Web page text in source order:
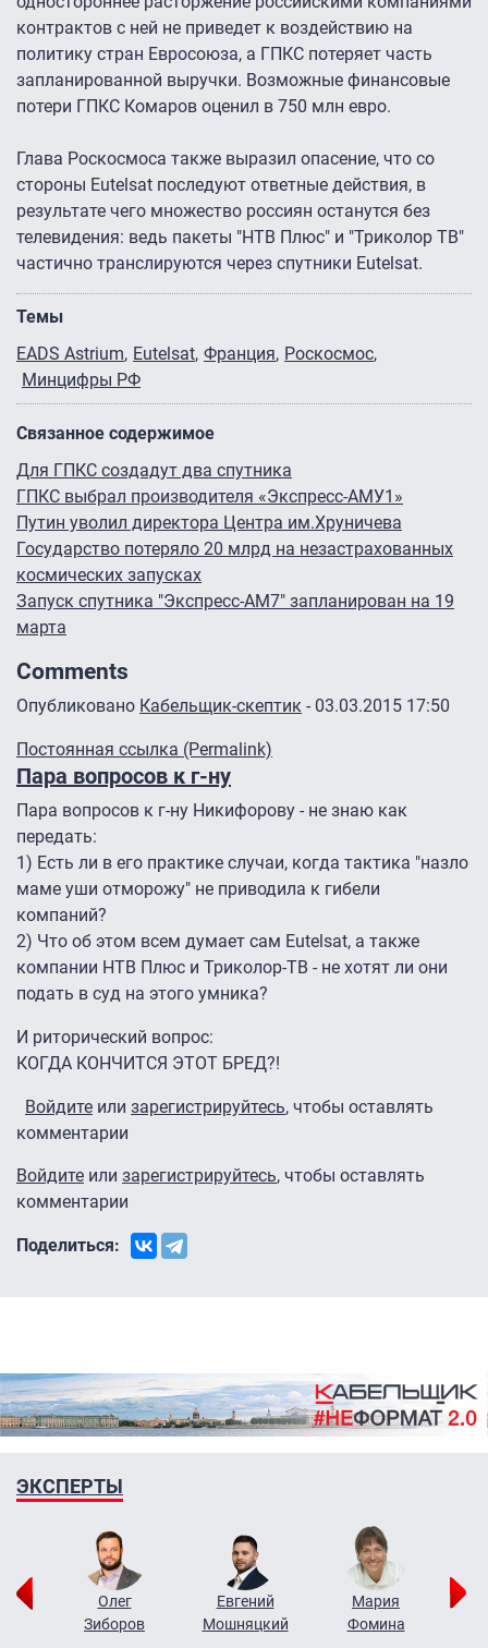
контрактов с ней не приведет к воздействию на
политику стран Евросоюза, а ГПКС потеряет часть
запланированной выручки. Возможные финансовые
потери ГПКС Комаров оценил в 750 млн евро.
Глава Роскосмоса также выразил опасение, что со
стороны Eutelsat последуют ответные действия, в
результате чего множество россиян останутся без
телевидения: ведь пакеты "НТВ Плюс" и "Триколор ТВ"
частично транслируются через спутники Eutelsat.
Темы
EADS Astrium Eutelsat Франция Роскосмос
Минцифры РФ
Связанное содержимое
Для ГПКС создадут два спутника
ГПКС выбрал производителя «Экспресс-АМУ1»
Путин уволил директора Центра им.Хруничева
Государство потеряло 20 млрд на незастрахованных
космических запусках
Запуск спутника "Экспресс-АМ7" запланирован на 19
марта
Comments
Опубликовано Кабельщик-скептик - 03.03.2015 17:50
Постоянная ссылка (Permalink)
Пара вопросов к г-ну
Пара вопросов к г-ну Никифорову - не знаю как
передать:
1) Есть ли в его практике случаи, когда тактика "назло
маме уши отморожу" не приводила к гибели
компаний?
2) Что об этом всем думает сам Eutelsat, а также
компании НТВ Плюс и Триколор-ТВ - не хотят ли они
подать в суд на этого умника?
И риторический вопрос:
КОГДА КОНЧИТСЯ ЭТОТ БРЕД?!
Войдите или зарегистрируйтесь, чтобы оставлять
комментарии
Войдите или зарегистрируйтесь, чтобы оставлять
комментарии
Поделиться:
ЭКСПЕРТЫ
Олег
Зиборов
Евгений
Мошняцкий
Мария
Фомина